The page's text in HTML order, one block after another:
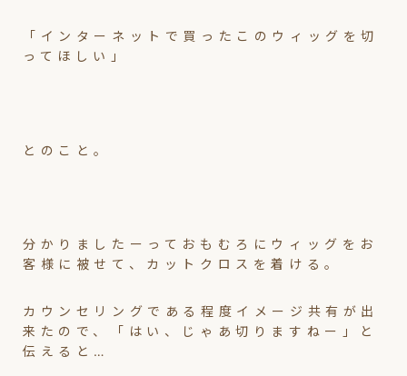
「インターネットで買ったこのウィッグを切
ってほしい」
とのこと。
分かりましたーっておもむろにウィッグをお
客様に被せて、カットクロスを着ける。
カウンセリングである程度イメージ共有が出
来たので、「はい、じゃあ切りますねー」と
伝えると…